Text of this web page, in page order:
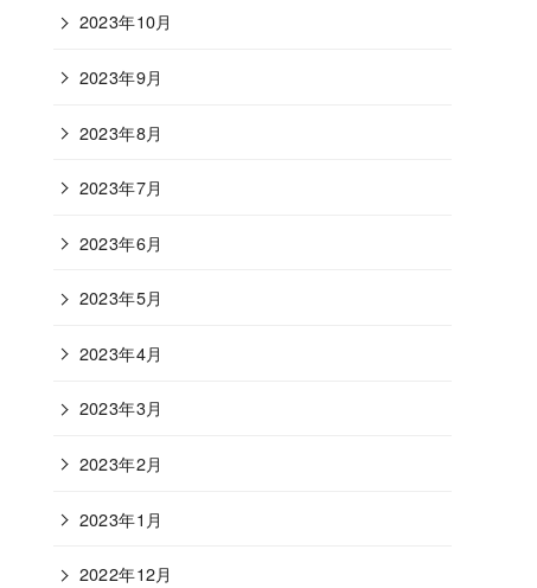
2023年10月
2023年9月
2023年8月
2023年7月
2023年6月
2023年5月
2023年4月
2023年3月
2023年2月
2023年1月
2022年12月